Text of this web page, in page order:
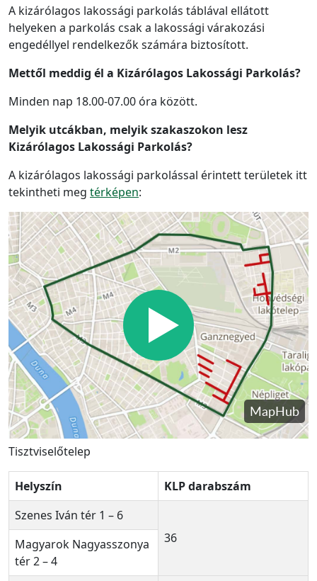
A kizárólagos lakossági parkolás táblával ellátott
helyeken a parkolás csak a lakossági várakozási
engedéllyel rendelkezők számára biztosított.
Mettől meddig él a Kizárólagos Lakossági Parkolás?
Minden nap 18.00-07.00 óra között.
Melyik utcákban, melyik szakaszokon lesz
Kizárólagos Lakossági Parkolás?
A kizárólagos lakossági parkolással érintett területek itt
tekintheti meg térképen:
Tisztviselőtelep
Helyszín
KLP darabszám
Szenes Iván tér 1 – 6
36
Magyarok Nagyasszonya
tér 2 – 4